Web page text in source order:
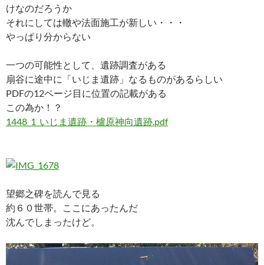
けなのだろうか
それにしては轍や法面施工が新しい・・・
やっぱり分からない
一つの可能性として、遺跡調査がある
扇谷に途中に「いじま遺跡」なるものがあるらしい
PDFの12ページ目に位置の記載がある
この為か！？
1448_1_いじま遺跡・櫨原神向遺跡.pdf
望郷之碑を読んで見る
約６０世帯。ここにあったんだ
沈んでしまったけど。